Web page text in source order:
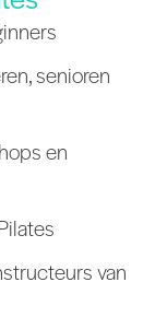
senioren
en
van